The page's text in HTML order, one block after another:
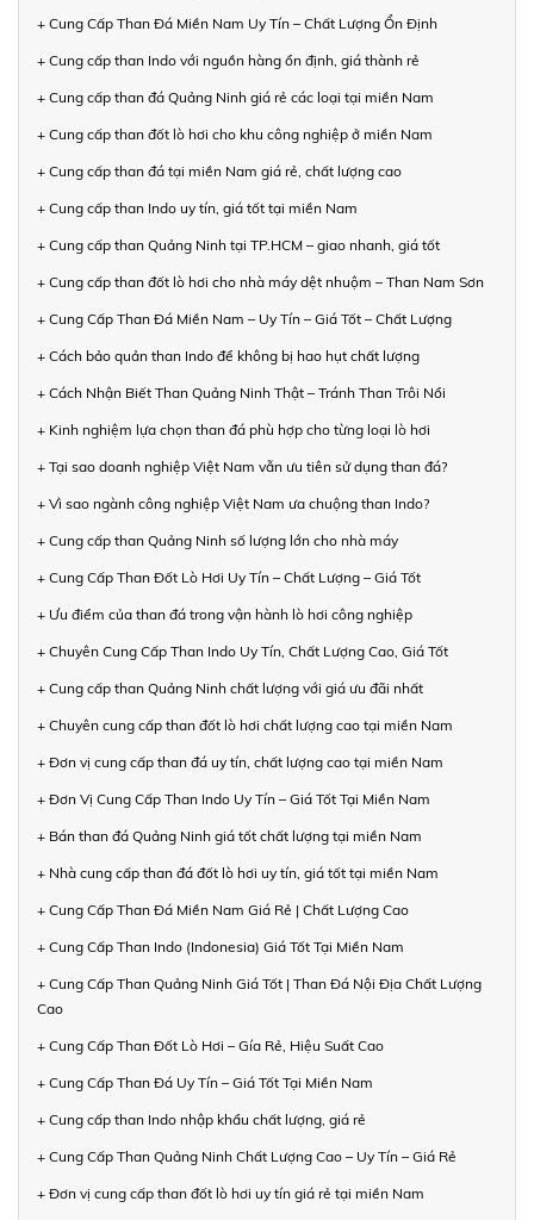
+ Cung Cấp Than Đá Miền Nam Uy Tín – Chất Lượng Ổn Định
+ Cung cấp than Indo với nguồn hàng ổn định, giá thành rẻ
+ Cung cấp than đá Quảng Ninh giá rẻ các loại tại miền Nam
+ Cung cấp than đốt lò hơi cho khu công nghiệp ở miền Nam
+ Cung cấp than đá tại miền Nam giá rẻ, chất lượng cao
+ Cung cấp than Indo uy tín, giá tốt tại miền Nam
+ Cung cấp than Quảng Ninh tại TP.HCM – giao nhanh, giá tốt
+ Cung cấp than đốt lò hơi cho nhà máy dệt nhuộm – Than Nam Sơn
+ Cung Cấp Than Đá Miền Nam – Uy Tín – Giá Tốt – Chất Lượng
+ Cách bảo quản than Indo để không bị hao hụt chất lượng
+ Cách Nhận Biết Than Quảng Ninh Thật – Tránh Than Trôi Nổi
+ Kinh nghiệm lựa chọn than đá phù hợp cho từng loại lò hơi
+ Tại sao doanh nghiệp Việt Nam vẫn ưu tiên sử dụng than đá?
+ Vì sao ngành công nghiệp Việt Nam ưa chuộng than Indo?
+ Cung cấp than Quảng Ninh số lượng lớn cho nhà máy
+ Cung Cấp Than Đốt Lò Hơi Uy Tín – Chất Lượng – Giá Tốt
+ Ưu điểm của than đá trong vận hành lò hơi công nghiệp
+ Chuyên Cung Cấp Than Indo Uy Tín, Chất Lượng Cao, Giá Tốt
+ Cung cấp than Quảng Ninh chất lượng với giá ưu đãi nhất
+ Chuyên cung cấp than đốt lò hơi chất lượng cao tại miền Nam
+ Đơn vị cung cấp than đá uy tín, chất lượng cao tại miền Nam
+ Đơn Vị Cung Cấp Than Indo Uy Tín – Giá Tốt Tại Miền Nam
+ Bán than đá Quảng Ninh giá tốt chất lượng tại miền Nam
+ Nhà cung cấp than đá đốt lò hơi uy tín, giá tốt tại miền Nam
+ Cung Cấp Than Đá Miền Nam Giá Rẻ | Chất Lượng Cao
+ Cung Cấp Than Indo (Indonesia) Giá Tốt Tại Miền Nam
+ Cung Cấp Than Quảng Ninh Giá Tốt | Than Đá Nội Địa Chất Lượng
Cao
+ Cung Cấp Than Đốt Lò Hơi – Gía Rẻ, Hiệu Suất Cao
+ Cung Cấp Than Đá Uy Tín – Giá Tốt Tại Miền Nam
+ Cung cấp than Indo nhập khẩu chất lượng, giá rẻ
+ Cung Cấp Than Quảng Ninh Chất Lượng Cao – Uy Tín – Giá Rẻ
+ Đơn vị cung cấp than đốt lò hơi uy tín giá rẻ tại miền Nam